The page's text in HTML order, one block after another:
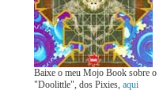
Baixe o meu Mojo Book sobre o
"Doolittle", dos Pixies, aqui